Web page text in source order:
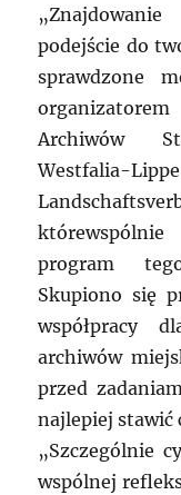
podejście do
sprawdzone
Archiwów
Westfalia-
program
Skupiono się
współpracy
archiwów
przed
najlepiej stawić
„Szczególnie
wspólnej